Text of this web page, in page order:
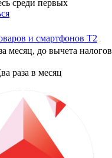
среди первых
и смартфонов Т2
месяц, до вычета налогов
раза в месяц